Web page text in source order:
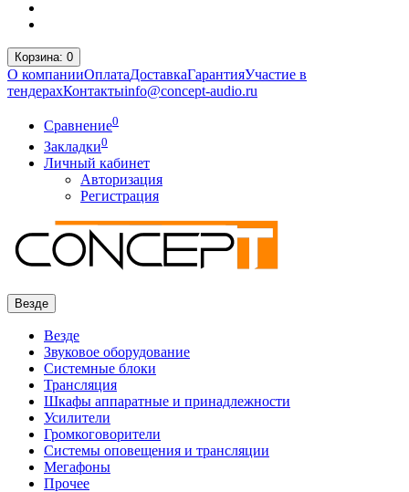
Корзина: 0
О компанииОплатаДоставкаГарантияУчастие в
тендерахКонтактыinfo@concept-audio.ru
Сравнение0
Закладки0
Личный кабинет
Авторизация
Регистрация
Везде
Везде
Звуковое оборудование
Системные блоки
Трансляция
Шкафы аппаратные и принадлежности
Усилители
Громкоговорители
Системы оповещения и трансляции
Мегафоны
Прочее